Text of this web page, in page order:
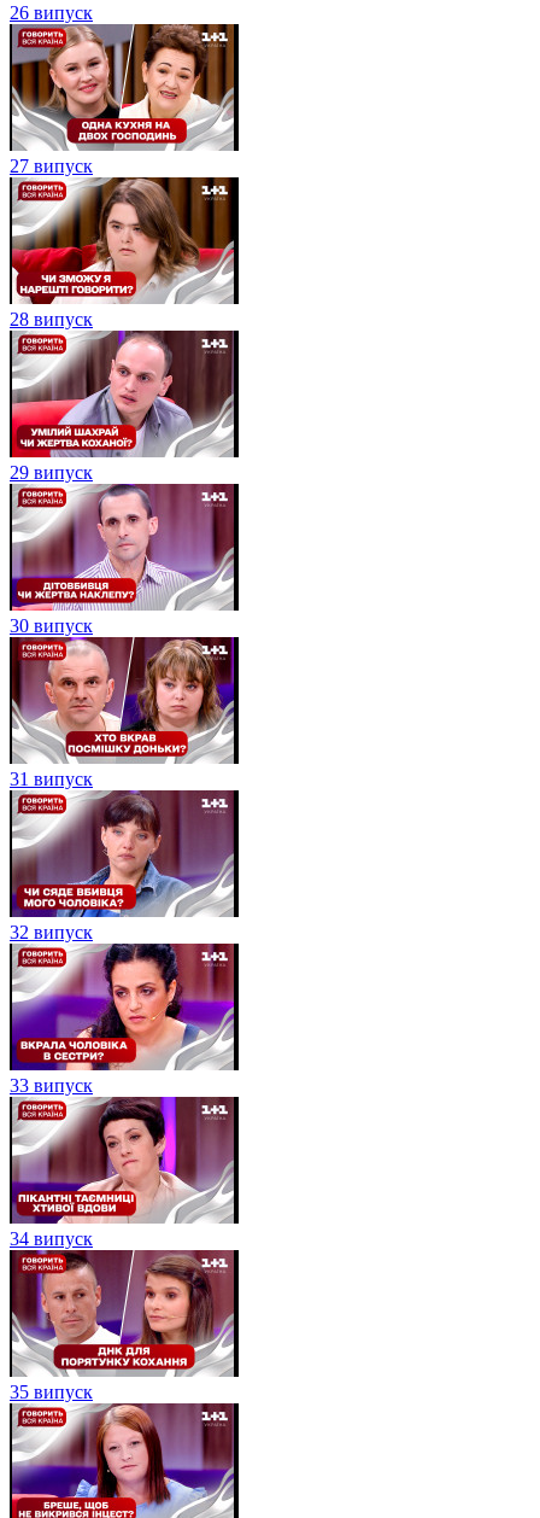
26 випуск
27 випуск
28 випуск
29 випуск
30 випуск
31 випуск
32 випуск
33 випуск
34 випуск
35 випуск